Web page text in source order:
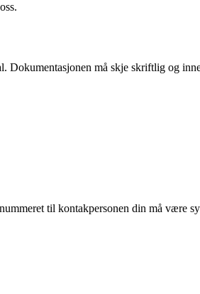
Dokumentasjonen må skje skriftlig og
til kontakpersonen din må være